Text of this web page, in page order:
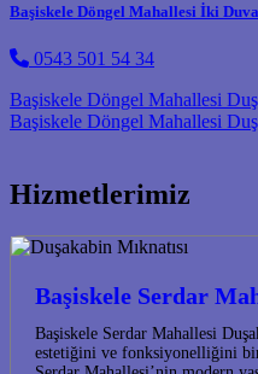
Başiskele Döngel Mahallesi İki
0543 501 54 34
Post navigation
Başiskele Döngel Mahallesi
Başiskele Döngel Mahallesi
Hizmetlerimiz
Başiskele Serdar
Başiskele Serdar Mahallesi
estetiğini ve fonksiyonelliğini